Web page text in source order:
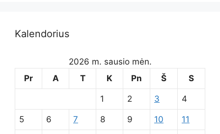
Kalendorius
2026 m. sausio mėn.
Pr
A T K Pn Š S
1 2 3 4
5 6 7 8 9 10 11